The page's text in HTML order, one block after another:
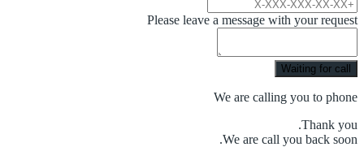
Please leave a message with your request
Waiting for call
We are calling you to phone
Thank you.
We are call you back soon.